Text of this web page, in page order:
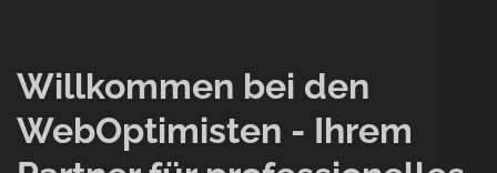
Willkommen bei den
WebOptimisten - Ihrem